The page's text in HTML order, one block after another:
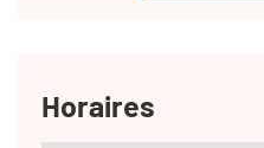
Horaires